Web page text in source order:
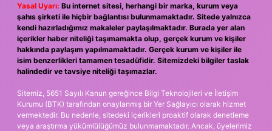
Yasal Uyarı: Bu internet sitesi, herhangi bir marka, kurum veya
şahıs şirketi ile hiçbir bağlantısı bulunmamaktadır. Sitede yalnızca
kendi hazırladığımız makaleler paylaşılmaktadır. Burada yer alan
içerikler haber niteliği taşımamakta olup, gerçek kurum ve kişiler
hakkında paylaşım yapılmamaktadır. Gerçek kurum ve kişiler ile
isim benzerlikleri tamamen tesadüfidir. Sitemizdeki bilgiler taslak
halindedir ve tavsiye niteliği taşımazlar.
Sitemiz, 5651 Sayılı Kanun gereğince Bilgi Teknolojileri ve İletişim
Kurumu (BTK) tarafından onaylanmış bir Yer Sağlayıcı olarak hizmet
vermektedir. Bu nedenle, sitedeki içerikleri proaktif olarak denetleme
veya araştırma yükümlülüğümüz bulunmamaktadır. Ancak, üyelerimiz